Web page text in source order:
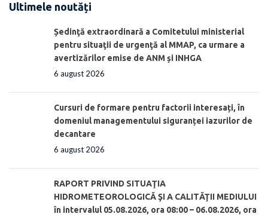
Ultimele noutăți
Ședinţă extraordinară a Comitetului ministerial
pentru situaţii de urgenţă al MMAP, ca urmare a
avertizărilor emise de ANM și INHGA
6 august 2026
Cursuri de formare pentru factorii interesați, în
domeniul managementului siguranței iazurilor de
decantare
6 august 2026
RAPORT PRIVIND SITUAŢIA
HIDROMETEOROLOGICĂ ŞI A CALITĂŢII MEDIULUI
în intervalul 05.08.2026, ora 08:00 – 06.08.2026, ora